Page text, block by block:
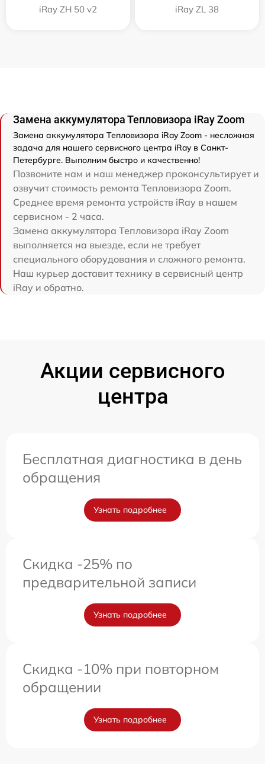
iRay ZH 50 v2 iRay ZL 38
Замена аккумулятора Тепловизора iRay Zoom
Замена аккумулятора Тепловизора iRay Zoom - несложная
задача для нашего сервисного центра iRay в Санкт-
Петербурге. Выполним быстро и качественно!
Позвоните нам и наш менеджер проконсультирует и
озвучит стоимость ремонта Тепловизора Zoom.
Среднее время ремонта устройств iRay в нашем
сервисном - 2 часа.
Замена аккумулятора Тепловизора iRay Zoom
выполняется на выезде, если не требует
специального оборудования и сложного ремонта.
Наш курьер доставит технику в сервисный центр
iRay и обратно.
Акции сервисного
центра
Бесплатная диагностика в день
обращения
Узнать подробнее
Скидка -25% по
предварительной записи
Узнать подробнее
Скидка -10% при повторном
обращении
Узнать подробнее